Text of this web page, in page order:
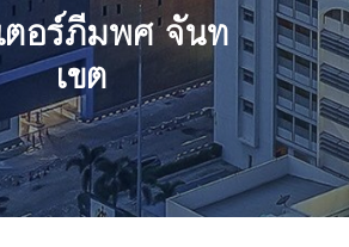
ตอร์ภีมพศ จันท
เขต